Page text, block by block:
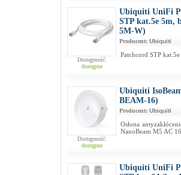
Dostępność:
dostępne
Ubiquiti UniFi
STP kat.5e 5m,
5M-W)
Producent: Ubiquiti
Patchcord STP
Dostępność:
dostępne
Ubiquiti
BEAM-16)
Producent: Ubiquiti
Osłona
NanoBeam M5 AC
Ubiquiti UniFi